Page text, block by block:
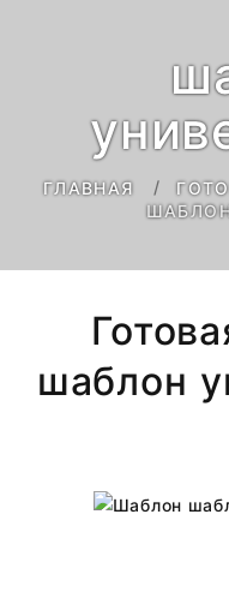
ГЛАВНАЯ
шаблон